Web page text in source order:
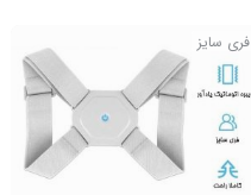
فری سایز